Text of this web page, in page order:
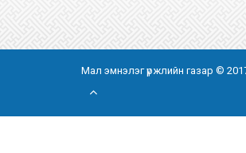
Мал эмнэлэг үржлийн газар ©